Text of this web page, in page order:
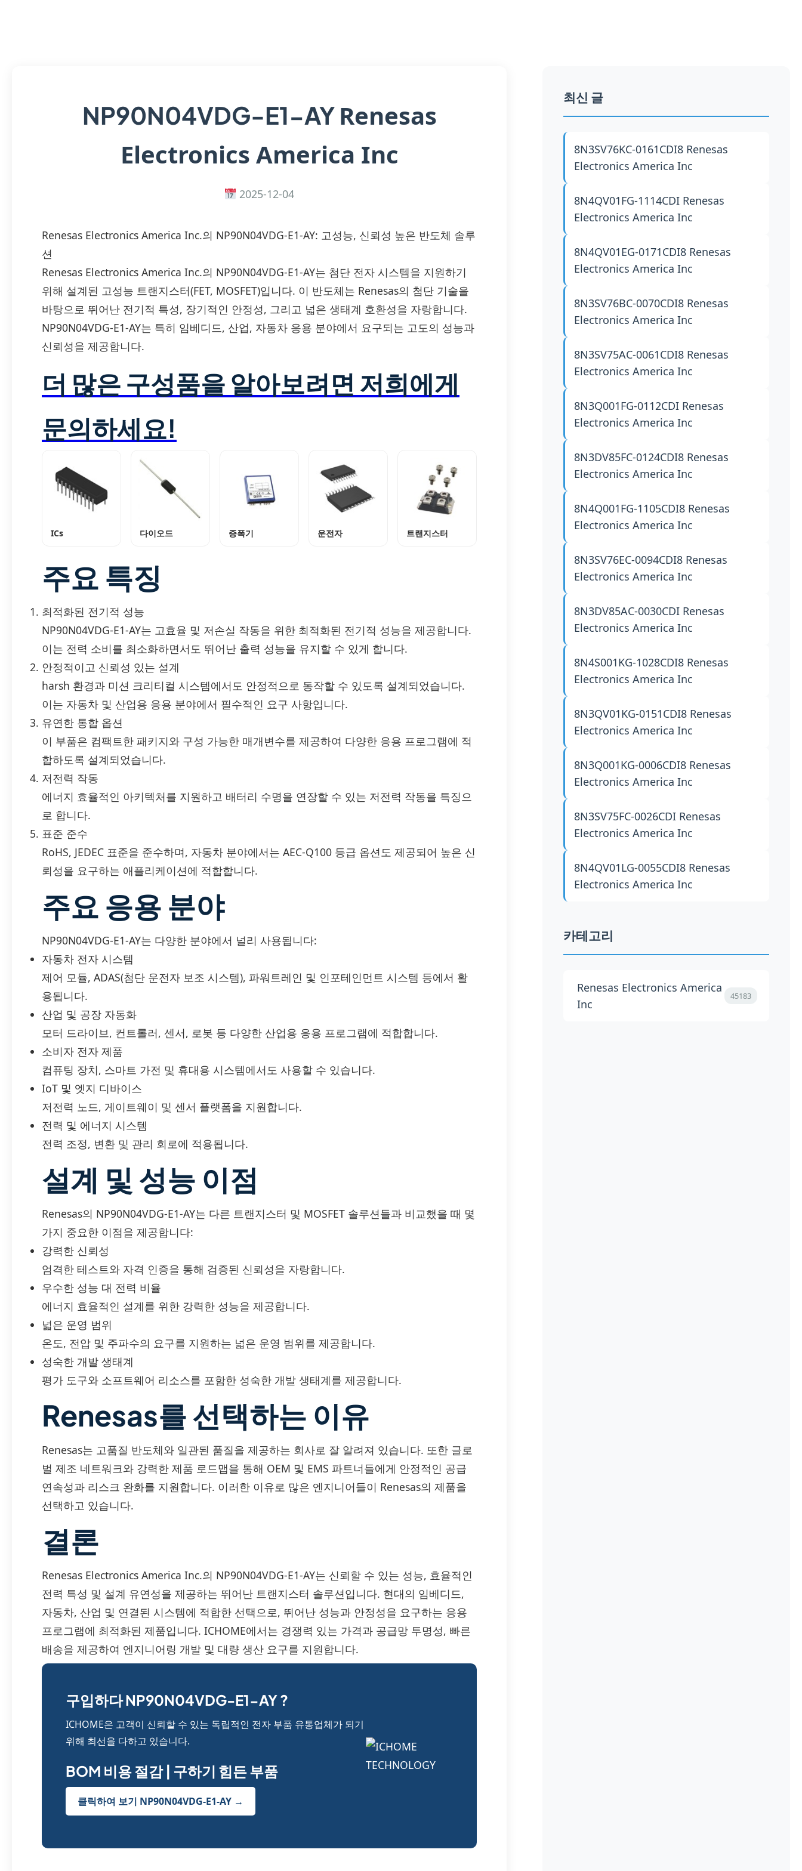
NP90N04VDG-E1-AYRenesas
Electronics America Inc
2025-12-04
Renesas Electronics America Inc.의 NP90N04VDG-E1-AY: 고성능, 신뢰성 높은 반도체 솔루
션
Renesas Electronics America Inc.의 NP90N04VDG-E1-AY는 첨단 전자 시스템을 지원하기
위해 설계된 고성능 트랜지스터(FET, MOSFET)입니다. 이 반도체는 Renesas의 첨단 기술을
바탕으로 뛰어난 전기적 특성, 장기적인 안정성, 그리고 넓은 생태계 호환성을 자랑합니다.
NP90N04VDG-E1-AY는 특히 임베디드, 산업, 자동차 응용 분야에서 요구되는 고도의 성능과
신뢰성을 제공합니다.
더 많은 구성품을 알아보려면 저희에게
문의하세요!
ICs 다이오드 증폭기 운전자 트랜지스터
주요 특징
최적화된 전기적 성능
NP90N04VDG-E1-AY는 고효율 및 저손실 작동을 위한 최적화된 전기적 성능을 제공합니다.
이는 전력 소비를 최소화하면서도 뛰어난 출력 성능을 유지할 수 있게 합니다.
안정적이고 신뢰성 있는 설계
harsh 환경과 미션 크리티컬 시스템에서도 안정적으로 동작할 수 있도록 설계되었습니다.
이는 자동차 및 산업용 응용 분야에서 필수적인 요구 사항입니다.
유연한 통합 옵션
이 부품은 컴팩트한 패키지와 구성 가능한 매개변수를 제공하여 다양한 응용 프로그램에 적
합하도록 설계되었습니다.
저전력 작동
에너지 효율적인 아키텍처를 지원하고 배터리 수명을 연장할 수 있는 저전력 작동을 특징으
로 합니다.
표준 준수
RoHS, JEDEC 표준을 준수하며, 자동차 분야에서는 AEC-Q100 등급 옵션도 제공되어 높은 신
뢰성을 요구하는 애플리케이션에 적합합니다.
주요 응용 분야
NP90N04VDG-E1-AY는 다양한 분야에서 널리 사용됩니다:
자동차 전자 시스템
제어 모듈, ADAS(첨단 운전자 보조 시스템), 파워트레인 및 인포테인먼트 시스템 등에서 활
용됩니다.
산업 및 공장 자동화
모터 드라이브, 컨트롤러, 센서, 로봇 등 다양한 산업용 응용 프로그램에 적합합니다.
소비자 전자 제품
컴퓨팅 장치, 스마트 가전 및 휴대용 시스템에서도 사용할 수 있습니다.
IoT 및 엣지 디바이스
저전력 노드, 게이트웨이 및 센서 플랫폼을 지원합니다.
전력 및 에너지 시스템
전력 조정, 변환 및 관리 회로에 적용됩니다.
설계 및 성능 이점
Renesas의 NP90N04VDG-E1-AY는 다른 트랜지스터 및 MOSFET 솔루션들과 비교했을 때 몇
가지 중요한 이점을 제공합니다:
강력한 신뢰성
엄격한 테스트와 자격 인증을 통해 검증된 신뢰성을 자랑합니다.
우수한 성능 대 전력 비율
에너지 효율적인 설계를 위한 강력한 성능을 제공합니다.
넓은 운영 범위
온도, 전압 및 주파수의 요구를 지원하는 넓은 운영 범위를 제공합니다.
성숙한 개발 생태계
평가 도구와 소프트웨어 리소스를 포함한 성숙한 개발 생태계를 제공합니다.
Renesas를 선택하는 이유
Renesas는 고품질 반도체와 일관된 품질을 제공하는 회사로 잘 알려져 있습니다. 또한 글로
벌 제조 네트워크와 강력한 제품 로드맵을 통해 OEM 및 EMS 파트너들에게 안정적인 공급
연속성과 리스크 완화를 지원합니다. 이러한 이유로 많은 엔지니어들이 Renesas의 제품을
선택하고 있습니다.
결론
Renesas Electronics America Inc.의 NP90N04VDG-E1-AY는 신뢰할 수 있는 성능, 효율적인
전력 특성 및 설계 유연성을 제공하는 뛰어난 트랜지스터 솔루션입니다. 현대의 임베디드,
자동차, 산업 및 연결된 시스템에 적합한 선택으로, 뛰어난 성능과 안정성을 요구하는 응용
프로그램에 최적화된 제품입니다. ICHOME에서는 경쟁력 있는 가격과 공급망 투명성, 빠른
배송을 제공하여 엔지니어링 개발 및 대량 생산 요구를 지원합니다.
구입하다 NP90N04VDG-E1-AY ?
ICHOME은 고객이 신뢰할 수 있는 독립적인 전자 부품 유통업체가 되기
위해 최선을 다하고 있습니다.
BOM 비용 절감 | 구하기 힘든 부품
클릭하여 보기 NP90N04VDG-E1-AY →
최신 글
8N3SV76KC-0161CDI8 Renesas
Electronics America Inc
8N4QV01FG-1114CDI Renesas
Electronics America Inc
8N4QV01EG-0171CDI8 Renesas
Electronics America Inc
8N3SV76BC-0070CDI8 Renesas
Electronics America Inc
8N3SV75AC-0061CDI8 Renesas
Electronics America Inc
8N3Q001FG-0112CDI Renesas
Electronics America Inc
8N3DV85FC-0124CDI8 Renesas
Electronics America Inc
8N4Q001FG-1105CDI8 Renesas
Electronics America Inc
8N3SV76EC-0094CDI8 Renesas
Electronics America Inc
8N3DV85AC-0030CDI Renesas
Electronics America Inc
8N4S001KG-1028CDI8 Renesas
Electronics America Inc
8N3QV01KG-0151CDI8 Renesas
Electronics America Inc
8N3Q001KG-0006CDI8 Renesas
Electronics America Inc
8N3SV75FC-0026CDI Renesas
Electronics America Inc
8N4QV01LG-0055CDI8 Renesas
Electronics America Inc
카테고리
Renesas Electronics America
Inc
45183